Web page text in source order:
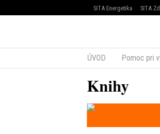
SITA Energetika SITA
ÚVOD Pomoc pri
Knihy